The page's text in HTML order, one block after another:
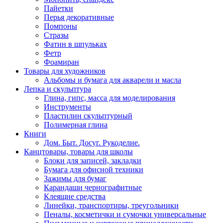
Пайетки
Перья декоративные
Помпоны
Стразы
Фатин в шпульках
Фетр
Фоамиран
Товары для художников
Альбомы и бумага для акварели и масла
Лепка и скульптура
Глина, гипс, масса для моделирования
Инструменты
Пластилин скульптурный
Полимерная глина
Книги
Дом. Быт. Досуг. Рукоделие.
Канцтовары, товары для школы
Блоки для записей, закладки
Бумага для офисной техники
Зажимы для бумаг
Карандаши чернографитные
Клеящие средства
Линейки, транспортиры, треугольники
Пеналы, косметички и сумочки универсальные